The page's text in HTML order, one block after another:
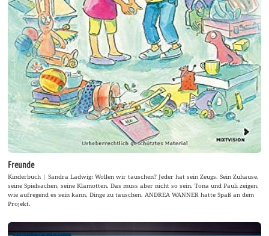
Freunde
Kinderbuch | Sandra Ladwig: Wollen wir tauschen? Jeder hat sein Zeugs. Sein Zuhause,
seine Spielsachen, seine Klamotten. Das muss aber nicht so sein. Tona und Pauli zeigen,
wie aufregend es sein kann, Dinge zu tauschen. ANDREA WANNER hatte Spaß an dem
Projekt.